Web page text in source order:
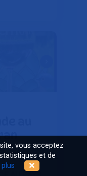
au
vous acceptez
et de